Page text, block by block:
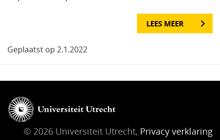
LEES MEER
Geplaatst op 2.1.2022
© 2026 Universiteit Utrecht, Privacy verklaring